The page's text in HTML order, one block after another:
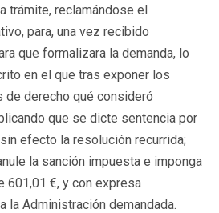
trámite, reclamándose el
para, una vez recibido
que formalizara la demanda, lo
en el que tras exponer los
de derecho qué consideró
que se dicte sentencia por
efecto la resolución recurrida;
la sanción impuesta e imponga
601,01 €, y con expresa
la Administración demandada.